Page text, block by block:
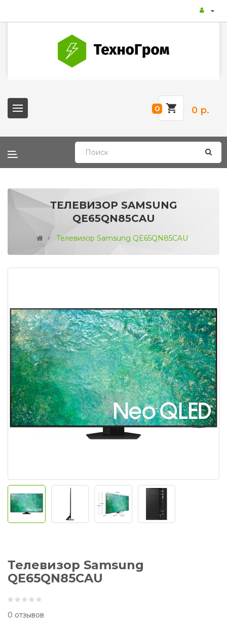
0 0 р.
ТЕЛЕВИЗОР SAMSUNG
QE65QN85CAU
Телевизор Samsung QE65QN85CAU
Телевизор Samsung
QE65QN85CAU
0 отзывов